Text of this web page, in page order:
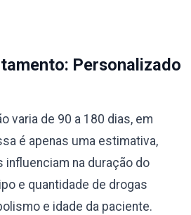
Personalizado
varia de 90 a 180 dias, em
é apenas uma estimativa,
na duração do
e quantidade de drogas
e idade da paciente.